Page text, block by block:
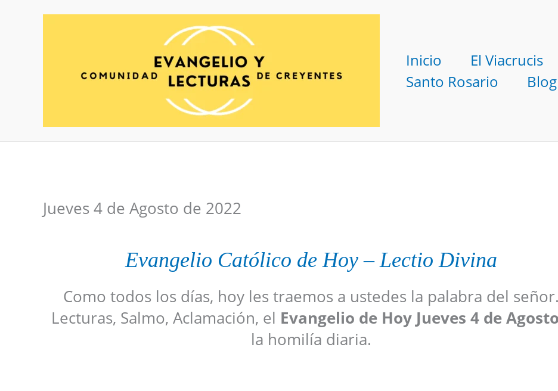
Inicio El Viacrucis
Santo Rosario
Blog
Jueves 4 de Agosto de 2022
Evangelio Católico de Hoy–Lectio Divina
Como todos los días, hoy les traemos a ustedes la palabra del señor.
Lecturas, Salmo, Aclamación, el Evangelio de Hoy Jueves 4 de Agosto
la homilía diaria.